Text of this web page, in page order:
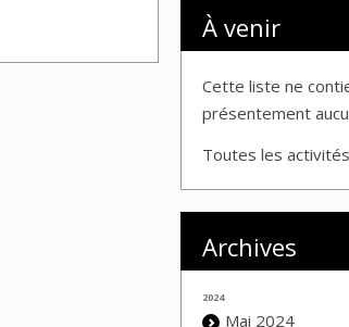
À venir
Cette liste ne
présentement
Toutes les
Archives
2024
Mai 2024